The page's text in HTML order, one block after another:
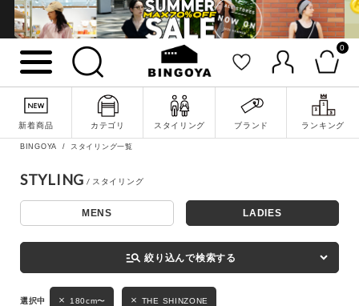
0
新着商品 カテゴリ スタイリング ブランド ランキング
詳細検索
キーワード
性別
BINGOYA スタイリング一覧
STYLING
MENS LADIES
manage_search 絞り込んで検索する
180cm〜 THE SHINZONE